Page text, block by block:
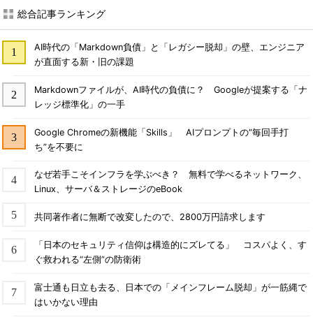
総合記事ランキング
AI時代の「Markdown負債」と「レガシー脱却」の壁、エンジニア
が直面する新・旧の課題
Markdownファイルが、AI時代の負債に？ Googleが提案する「ナ
レッジ標準化」の一手
Google Chromeの新機能「Skills」 AIプロンプトの“毎回手打
ち”を不要に
なぜ若手こそインフラを学ぶべき？ 無料で学べるネットワーク、
Linux、サーバ＆ストレージのeBook
共同著作者に無断で改変したので、2800万円請求します
「日本のセキュリティ信仰は構造的にズレてる」 コスパよく、す
ぐ救われる“左側”の防衛術
富士通も日立も去る、日本での「メインフレーム脱却」が一筋縄で
はいかない理由